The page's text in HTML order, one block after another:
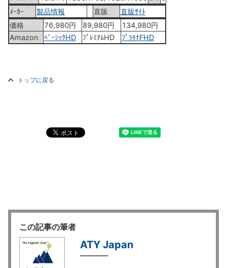
ﾒｰｶｰ
製品情報 直販
直販ｻｲﾄ
価格
76,980円 89,980円
134,980円
Amazon
ﾍﾞｰｼｯｸHD ﾌﾟﾚﾐｱﾑHD ﾌﾟﾗﾁﾅFHD
トップに戻る
この記事の筆者
ATY Japan